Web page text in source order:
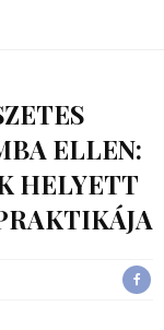
ELLEN:
HELYETT